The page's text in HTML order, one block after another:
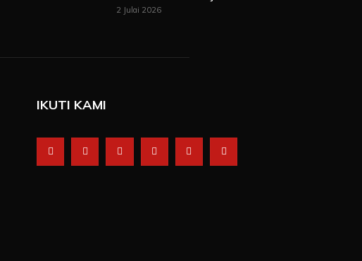
2 Julai 2026
IKUTI KAMI